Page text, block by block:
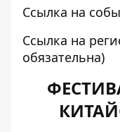
Ссылка на
Ссылка на
обязательна)